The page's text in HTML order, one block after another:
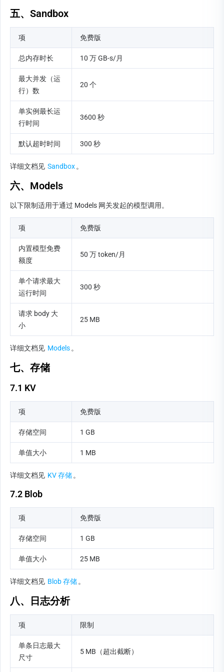
五、Sandbox
项 免费版
总内存时长 10 万 GB-s/月
最大并发（运
行）数
20 个
单实例最长运
行时间
3600 秒
默认超时时间 300 秒
详细文档见 Sandbox 。
六、Models
以下限制适用于通过 Models 网关发起的模型调用。
项 免费版
内置模型免费
额度
50 万 token/月
单个请求最大
运行时间
300 秒
请求 body 大
小
25 MB
详细文档见 Models 。
七、存储
7.1 KV
项 免费版
存储空间 1 GB
单值大小 1 MB
详细文档见 KV 存储 。
7.2 Blob
项 免费版
存储空间 1 GB
单值大小 25 MB
详细文档见 Blob 存储 。
八、日志分析
项 限制
单条日志最大
尺寸
5 MB（超出截断）